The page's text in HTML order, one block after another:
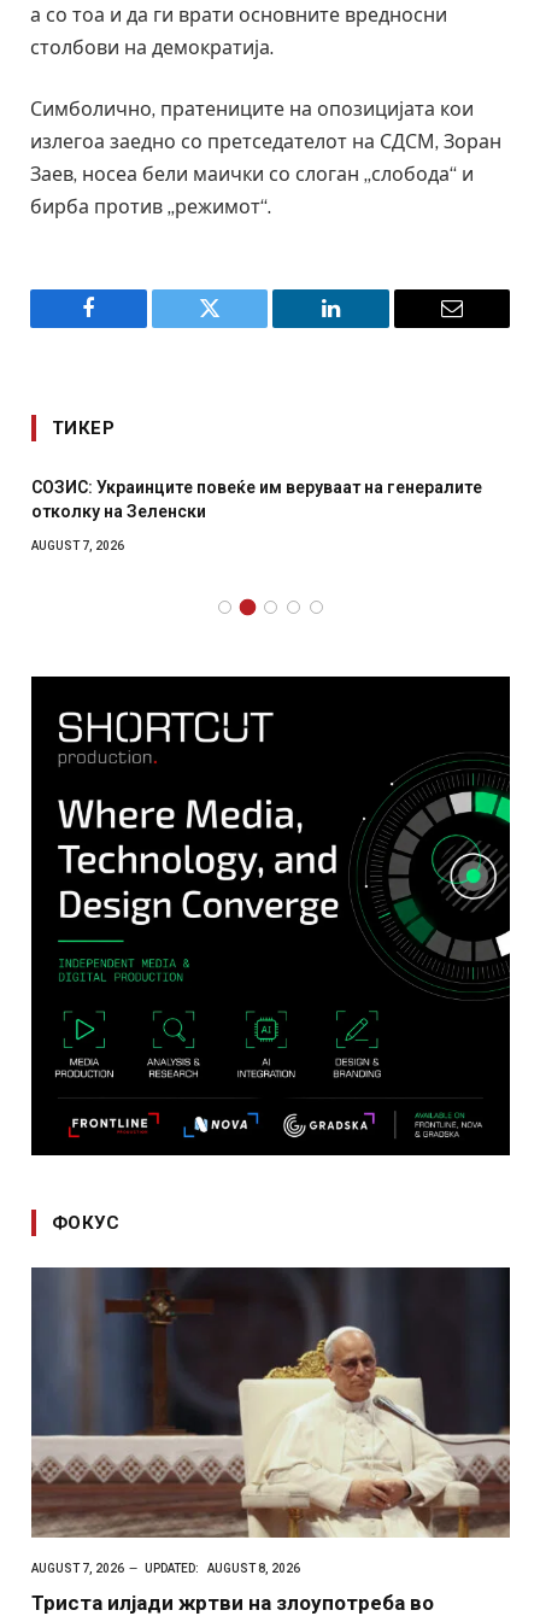
а со тоа и да ги врати основните вредносни
столбови на демократија.
Симболично, пратениците на опозицијата кои
излегоа заедно со претседателот на СДСМ, Зоран
Заев, носеа бели маички со слоган „слобода“ и
бирба против „режимот“.
Facebook Twitter LinkedIn Email
ТИКЕР
СОЗИС: Украинците повеќе им веруваат на генералите
отколку на Зеленски
AUGUST 7, 2026
ФОКУС
AUGUST 7, 2026 UPDATED: AUGUST 8, 2026
Триста илјади жртви на злоупотреба во